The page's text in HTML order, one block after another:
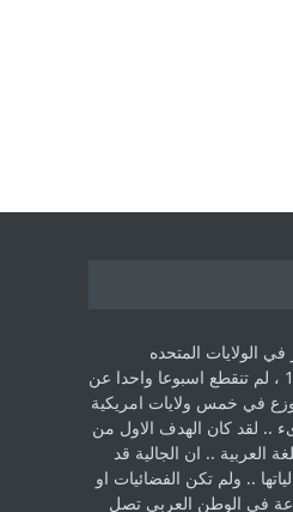
الولايات المتحده
الامريكية منذ عام 1993 ، لم ‏تنقطع اسبوعا واحدا عن
في خمس ولايات امريكية
..‏ لقد كان الهدف الاول من
العربية .. ان الجالية قد
.. ولم تكن الفضائيات او
في الوطن ‏العربي تصل